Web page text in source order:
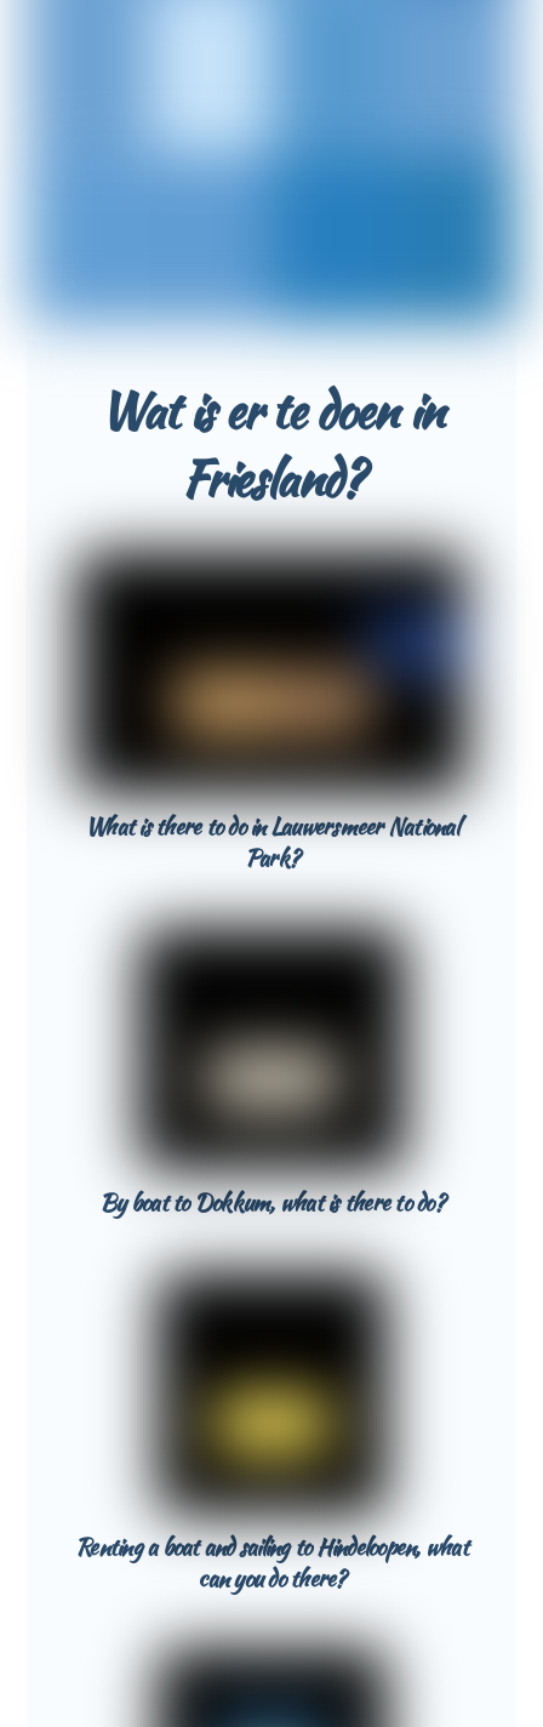
Wat is er te doen in
Friesland?
What is there to do in Lauwersmeer National
Park?
By boat to Dokkum, what is there to do?
Renting a boat and sailing to Hindeloopen, what
can you do there?